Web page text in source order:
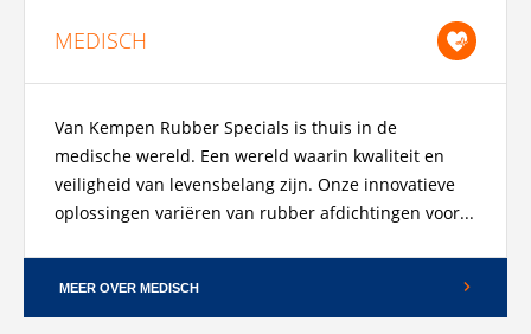
MEDISCH
Van Kempen Rubber Specials is thuis in de
medische wereld. Een wereld waarin kwaliteit en
veiligheid van levensbelang zijn. Onze innovatieve
oplossingen variëren van rubber afdichtingen voor...
MEER OVER MEDISCH